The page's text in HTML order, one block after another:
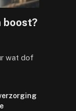
boost?
wat dof